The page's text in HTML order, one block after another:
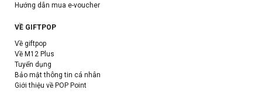
Hướng dẫn mua e-voucher
VỀ GIFTPOP
Về giftpop
Về M12 Plus
Tuyển dụng
Bảo mật thông tin cá nhân
Giới thiệu về POP Point